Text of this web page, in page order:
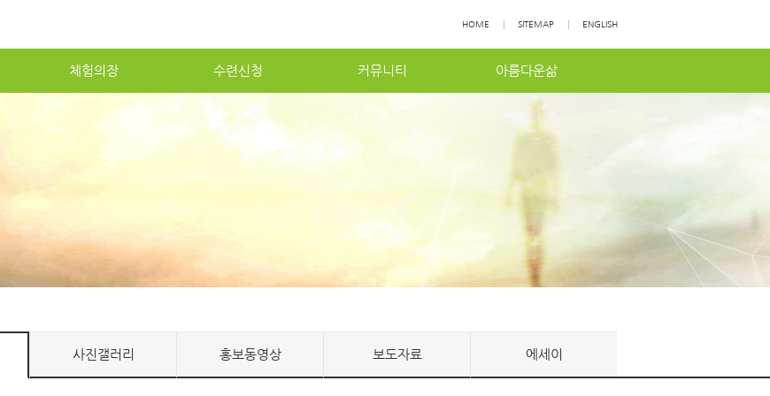
HOME SITEMAP ENGLISH
체험의장 수련신청 커뮤니티 아름다운삶
사진갤러리 홍보동영상 보도자료 에세이